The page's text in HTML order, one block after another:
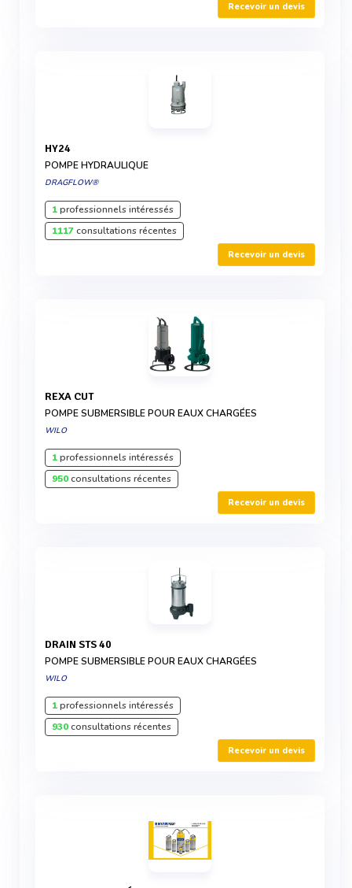
Recevoir un devis
HY24
POMPE HYDRAULIQUE
DRAGFLOW®
1professionnels intéressés
1117consultations récentes
Recevoir un devis
REXA CUT
POMPE SUBMERSIBLE POUR EAUX CHARGÉES
WILO
1professionnels intéressés
950consultations récentes
Recevoir un devis
DRAIN STS 40
POMPE SUBMERSIBLE POUR EAUX CHARGÉES
WILO
1professionnels intéressés
930consultations récentes
Recevoir un devis